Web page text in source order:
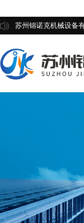
苏州锦诺克机械设备